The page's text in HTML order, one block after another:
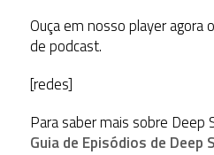
Ouça em nosso player agora
de podcast.
[redes]
Para saber mais sobre Deep
Guia de Episódios de Deep